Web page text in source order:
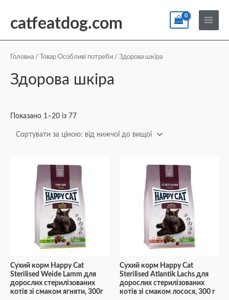
catfeatdog.com
Main
Menu
Головна / Товар Особливі потреби / Здорова шкіра
Здорова шкіра
Показано 1–20 із 77
ціною:
до
найвищої
Сухий корм Happy Cat
Sterilised Weide Lamm для
дорослих стерилізованих
котів зі смаком ягняти, 300г
Сухий корм Happy Cat
Sterilised Atlantik Lachs для
дорослих стерилізованих
котів зі смаком лосося, 300 г